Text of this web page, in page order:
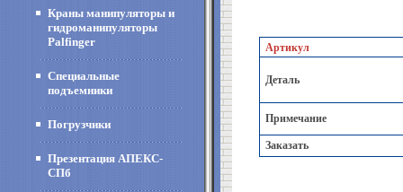
Краны манипуляторы и
гидроманипуляторы
Palfinger
Специальные
подъемники
Погрузчики
Презентация АПЕКС-
СПб
Артикул
Деталь
Примечание
Заказать